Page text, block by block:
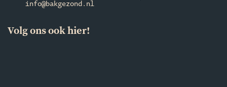
info@bakgezond.nl
Volg ons ook hier!